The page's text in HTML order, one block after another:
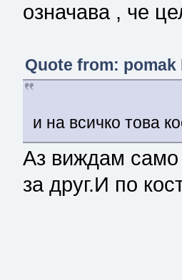
означава , че
Quote from: pomak
и на всичко това
Аз виждам само
за друг.И по